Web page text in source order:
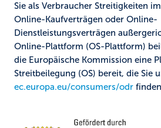
Sie als Verbraucher Streitigkeiten
Online-Kaufverträgen oder Online-
Dienstleistungsverträgen
Online-Plattform (OS-Plattform)
die Europäische Kommission eine
Streitbeilegung (OS) bereit, die Sie
ec.europa.eu/consumers/odr